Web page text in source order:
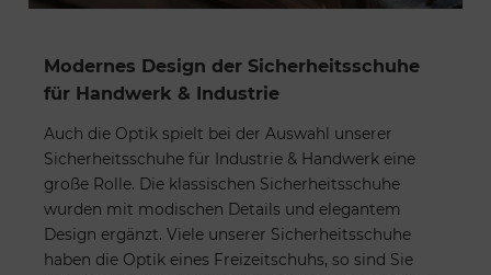
Modernes Design der Sicherheitsschuhe
für Handwerk & Industrie
Auch die Optik spielt bei der Auswahl unserer
Sicherheitsschuhe für Industrie & Handwerk eine
große Rolle. Die klassischen Sicherheitsschuhe
wurden mit modischen Details und elegantem
Design ergänzt. Viele unserer Sicherheitsschuhe
haben die Optik eines Freizeitschuhs, so sind Sie